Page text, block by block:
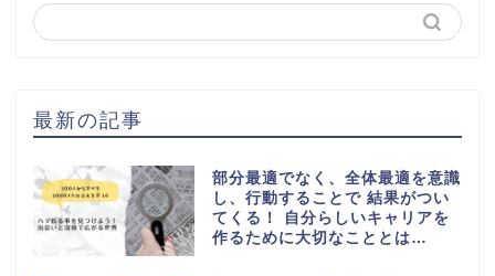
最新の記事
部分最適でなく、全体最適を意識
し、行動することで 結果がつい
てくる！ 自分らしいキャリアを
作るために大切なこととは…